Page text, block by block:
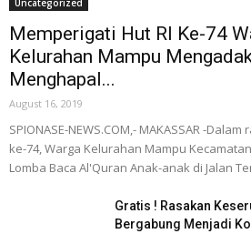
Uncategorized
Memperigati Hut RI Ke-74
Kelurahan Mampu
Menghapal...
August 16, 2019
SPIONASE-NEWS.COM,- MAKASSAR -
ke-74, Warga Kelurahan Mampu
Lomba Baca Al'Quran Anak-anak di Jalan
Gratis ! Rasakan
Bergabung Menjadi